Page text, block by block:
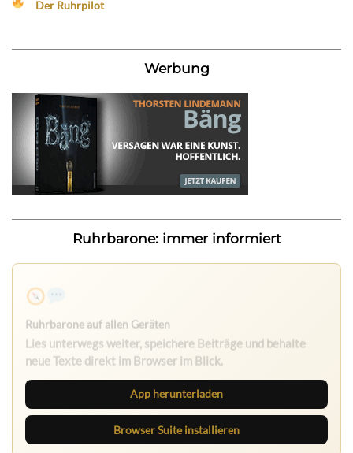
Der Ruhrpilot
Werbung
Ruhrbarone: immer informiert
Ruhrbarone auf allen Geräten
Lies unterwegs weiter, speichere Beiträge und behalte
neue Texte direkt im Browser im Blick.
App herunterladen
Browser Suite installieren